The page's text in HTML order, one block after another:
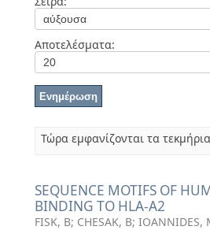
Αποτελέσματα:
Τώρα εμφανίζονται τα
SEQUENCE MOTIFS OF
BINDING TO HLA-A2
FISK, B; CHESAK, B; IOANNIDES,